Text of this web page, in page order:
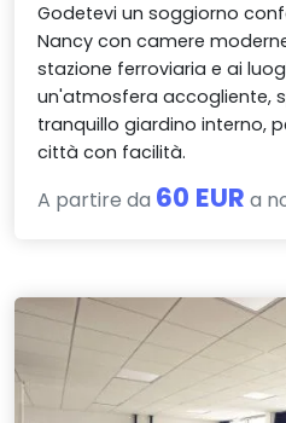
Godetevi un soggiorno
Nancy con camere
stazione ferroviaria e ai
un'atmosfera accogliente,
tranquillo giardino interno,
città con facilità.
A partire da 60 EUR a